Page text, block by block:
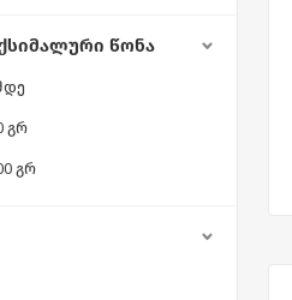
ᲬᲝᲜᲐ
ᲒᲠ
ᲒᲠ